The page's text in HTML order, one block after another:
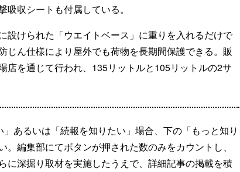
収シートも付属している。
設けられた「ウエイトベース」に重りを入れるだけで
じん仕様により屋外でも荷物を長期間保護できる。販
店を通じて行われ、135リットルと105リットルの2サ
あるいは「続報を知りたい」場合、下の「もっと知り
。編集部にてボタンが押された数のみをカウントし、
に深掘り取材を実施したうえで、詳細記事の掲載を積